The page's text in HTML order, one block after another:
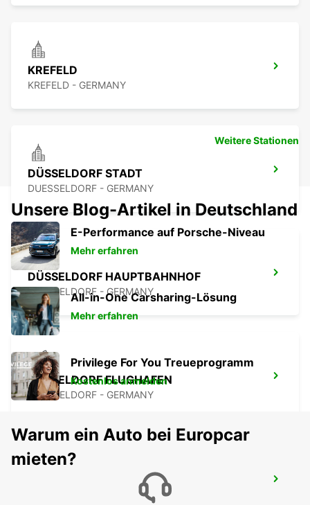
KREFELD
KREFELD - GERMANY
DÜSSELDORF STADT
DUESSELDORF - GERMANY
DÜSSELDORF HAUPTBAHNHOF
DUESSELDORF - GERMANY
DÜSSELDORF FLUGHAFEN
DUESSELDORF - GERMANY
DÜSSELDORF DERENDORF
DUESSELDORF - GERMANY
Weitere Stationen
Unsere Blog-Artikel in Deutschland
E-Performance auf Porsche-Niveau
Mehr erfahren
All-in-One Carsharing-Lösung
Mehr erfahren
Privilege For You Treueprogramm
Kostenlos anmelden
Warum ein Auto bei Europcar
mieten?